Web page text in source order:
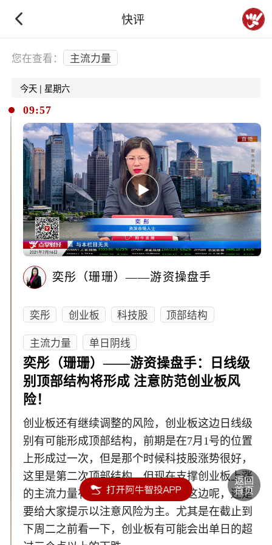
快评
下拉刷新
您在查看： 主流力量
今天 | 星期六
09:57
奕彤（珊珊）——游资操盘手
奕彤 创业板 科技股
顶部结构
主流力量
单日阴线
奕彤（珊珊）——游资操盘手：日线级
别顶部结构将形成 注意防范创业板风
险！
创业板还有继续调整的风险，创业板这边日线级
别有可能形成顶部结构，前期是在7月1号的位置
上形成过一次，但是那个时候科技股涨势很好，
这里是第二次顶部结构，但现在支撑创业板上涨
的主流力量有所削弱。对于创业板这边呢，还是
要给大家提示以注意风险为主。尤其是在截止到
下周二之前看一下，创业板有可能会出单日的超